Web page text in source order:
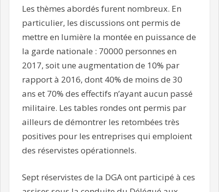
Les thèmes abordés furent nombreux. En
particulier, les discussions ont permis de
mettre en lumière la montée en puissance de
la garde nationale : 70000 personnes en
2017, soit une augmentation de 10% par
rapport à 2016, dont 40% de moins de 30
ans et 70% des effectifs n’ayant aucun passé
militaire. Les tables rondes ont permis par
ailleurs de démontrer les retombées très
positives pour les entreprises qui emploient
des réservistes opérationnels.
Sept réservistes de la DGA ont participé à ces